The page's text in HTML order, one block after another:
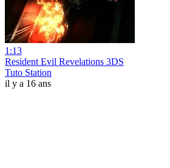
1:13
Resident Evil Revelations 3DS
Tuto Station
il y a 16 ans